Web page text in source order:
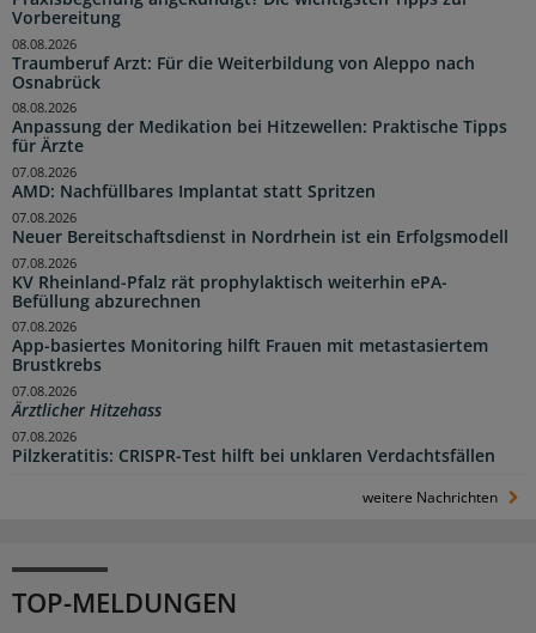
Vorbereitung
Traumberuf Arzt: Für die Weiterbildung von Aleppo nach
Osnabrück
08.08.2026
Anpassung der Medikation bei Hitzewellen: Praktische Tipps
für Ärzte
08.08.2026
AMD: Nachfüllbares Implantat statt Spritzen
07.08.2026
Neuer Bereitschaftsdienst in Nordrhein ist ein Erfolgsmodell
07.08.2026
KV Rheinland-Pfalz rät prophylaktisch weiterhin ePA-
Befüllung abzurechnen
07.08.2026
App-basiertes Monitoring hilft Frauen mit metastasiertem
Brustkrebs
07.08.2026
Ärztlicher Hitzehass
07.08.2026
Pilzkeratitis: CRISPR-Test hilft bei unklaren Verdachtsfällen
07.08.2026
weitere Nachrichten
TOP-MELDUNGEN